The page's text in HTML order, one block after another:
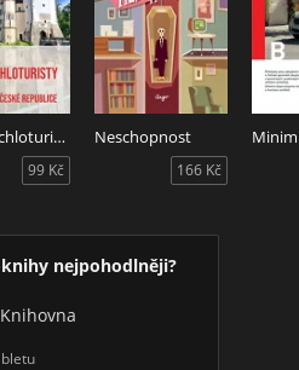
Deník rychloturisty aneb Cestujeme po České republice
99 Kč
Neschopnost
166 Kč
nejpohodlněji?